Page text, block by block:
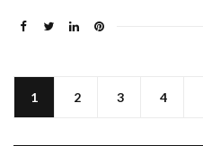
1 2 3 4